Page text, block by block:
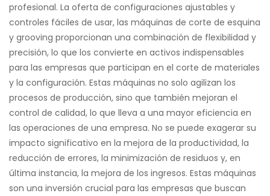
profesional. La oferta de configuraciones ajustables y
controles fáciles de usar, las máquinas de corte de esquina
y grooving proporcionan una combinación de flexibilidad y
precisión, lo que los convierte en activos indispensables
para las empresas que participan en el corte de materiales
y la configuración. Estas máquinas no solo agilizan los
procesos de producción, sino que también mejoran el
control de calidad, lo que lleva a una mayor eficiencia en
las operaciones de una empresa. No se puede exagerar su
impacto significativo en la mejora de la productividad, la
reducción de errores, la minimización de residuos y, en
última instancia, la mejora de los ingresos. Estas máquinas
son una inversión crucial para las empresas que buscan